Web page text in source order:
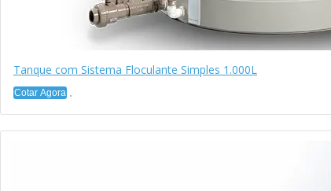
Tanque com Sistema Floculante Simples 1.000L
Cotar Agora